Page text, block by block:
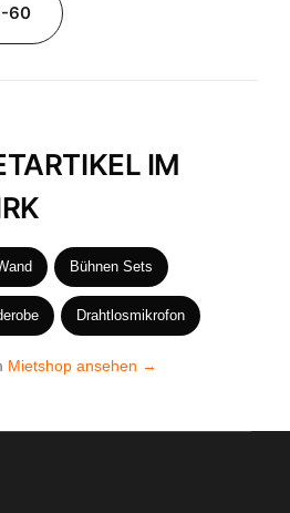
60
IM
Bühnen Sets
Drahtlosmikrofon
Mietshop ansehen →